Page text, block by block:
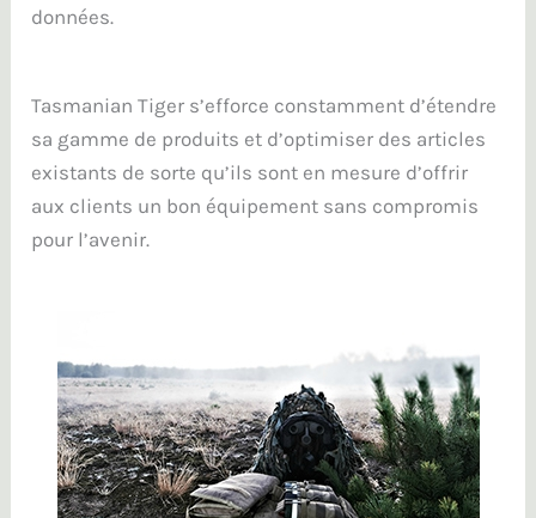
données.
Tasmanian Tiger s’efforce constamment d’étendre
sa gamme de produits et d’optimiser des articles
existants de sorte qu’ils sont en mesure d’offrir
aux clients un bon équipement sans compromis
pour l’avenir.